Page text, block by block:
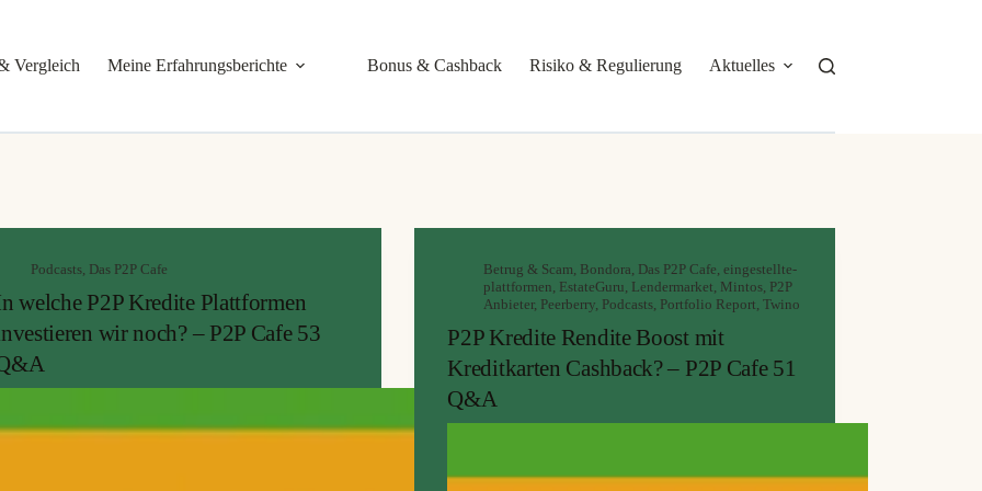
Vergleich Meine Erfahrungsberichte Bonus & Cashback Risiko & Regulierung Aktuelles
Podcasts, Das P2P Cafe
welche P2P Kredite Plattformen
wir noch? – P2P Cafe 53
Betrug & Scam, Bondora, Das P2P Cafe, eingestellte-
plattformen, EstateGuru, Lendermarket, Mintos, P2P
Anbieter, Peerberry, Podcasts, Portfolio Report, Twino
P2P Kredite Rendite Boost mit
Kreditkarten Cashback? – P2P Cafe 51
Q&A